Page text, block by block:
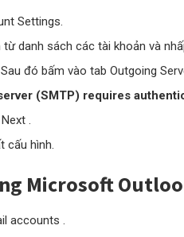
Settings.
danh sách các tài khoản và
đó bấm vào tab Outgoing
(SMTP) requires
.
cấu hình.
Microsoft
accounts .